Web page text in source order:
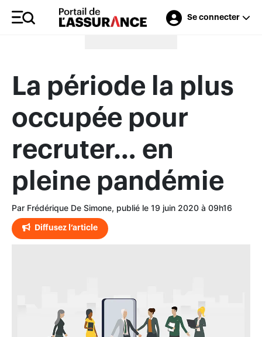
Se connecter
Merci à nos annonceurs
La période la plus
occupée pour
recruter… en
pleine pandémie
Par Frédérique De Simone, publié le 19 juin 2020 à 09h16
Diffusez l’article